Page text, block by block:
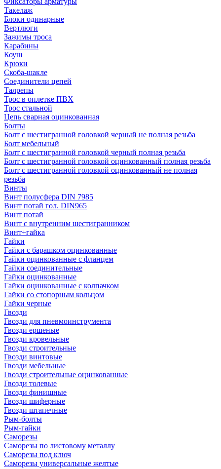
Такелаж
Блоки одинарные
Вертлюги
Зажимы троса
Карабины
Коуш
Крюки
Скоба-шакле
Соединители цепей
Талрепы
Трос в оплетке ПВХ
Трос стальной
Цепь сварная оцинкованная
Болты
Болт с шестигранной головкой черный не полная резьба
Болт мебельный
Болт с шестигранной головкой черный полная резьба
Болт с шестигранной головкой оцинкованный полная резьба
Болт с шестигранной головкой оцинкованный не полная
резьба
Винты
Винт полусфера DIN 7985
Винт потай гол. DIN965
Винт потай
Винт с внутренним шестигранником
Винт+гайка
Гайки
Гайки с барашком оцинкованные
Гайки оцинкованные с фланцем
Гайки соединительные
Гайки оцинкованные
Гайки оцинкованные с колпачком
Гайки со стопорным кольцом
Гайки черные
Гвозди
Гвозди для пневмоинструмента
Гвозди ершеные
Гвозди кровельные
Гвозди строительные
Гвозди винтовые
Гвозди мебельные
Гвозди строительные оцинкованные
Гвозди толевые
Гвозди финишные
Гвозди шиферные
Гвозди штапечные
Рым-болты
Рым-гайки
Саморезы
Саморезы по листовому металлу
Саморезы под ключ
Саморезы универсальные желтые